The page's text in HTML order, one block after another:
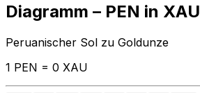
Diagramm – PEN in XAU
Peruanischer Sol zu Goldunze
1 PEN = 0 XAU